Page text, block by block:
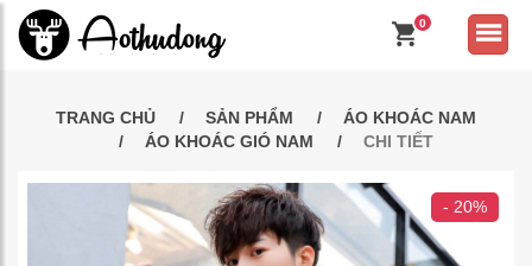
0
TRANG CHỦ SẢN PHẨM
ÁO KHOÁC NAM
ÁO KHOÁC GIÓ NAM
CHI TIẾT
- 20%